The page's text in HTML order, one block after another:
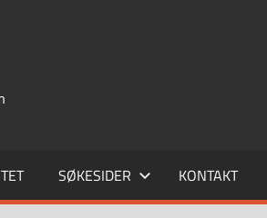
SØKESIDER KONTAKT